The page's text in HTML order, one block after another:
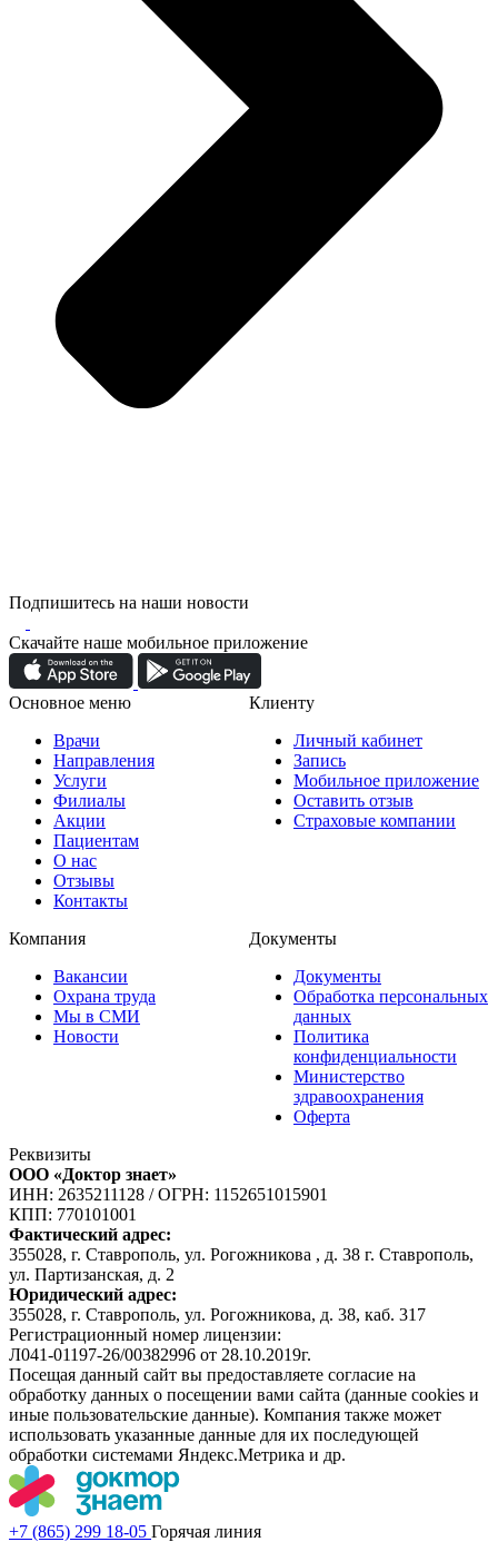
Подпишитесь на наши новости
Скачайте наше мобильное приложение
Основное меню
Врачи
Направления
Услуги
Филиалы
Акции
Пациентам
О нас
Отзывы
Контакты
Клиенту
Личный кабинет
Запись
Мобильное приложение
Оставить отзыв
Страховые компании
Компания
Вакансии
Охрана труда
Мы в СМИ
Новости
Документы
Документы
Обработка персональных
данных
Политика
конфиденциальности
Министерство
здравоохранения
Оферта
Реквизиты
ООО «Доктор знает»
ИНН: 2635211128 /ОГРН: 1152651015901
КПП: 770101001
Фактический адрес:
355028, г. Ставрополь, ул. Рогожникова , д. 38 г. Ставрополь,
ул. Партизанская, д. 2
Юридический адрес:
355028, г. Ставрополь, ул. Рогожникова, д. 38, каб. 317
Регистрационный номер лицензии:
Л041-01197-26/00382996 от 28.10.2019г.
Посещая данный сайт вы предоставляете согласие на
обработку данных о посещении вами сайта (данные cookies и
иные пользовательские данные). Компания также может
использовать указанные данные для их последующей
обработки системами Яндекс.Метрика и др.
+7 (865) 299 18-05 Горячая линия